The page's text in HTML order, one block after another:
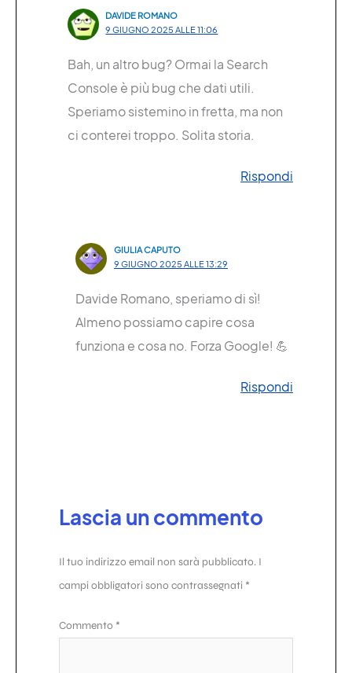
DAVIDE ROMANO
9 GIUGNO 2025 ALLE 11:06
Bah, un altro bug? Ormai la Search
Console è più bug che dati utili.
Speriamo sistemino in fretta, ma non
ci conterei troppo. Solita storia.
Rispondi
GIULIA CAPUTO
9 GIUGNO 2025 ALLE 13:29
Davide Romano, speriamo di sì!
Almeno possiamo capire cosa
funziona e cosa no. Forza Google! 💪
Rispondi
Lascia un commento
Il tuo indirizzo email non sarà pubblicato. I
campi obbligatori sono contrassegnati *
Commento *